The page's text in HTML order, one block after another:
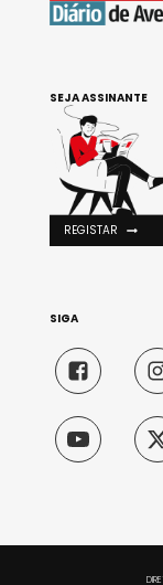
SEJA ASSINANTE
REGISTAR
SIGA